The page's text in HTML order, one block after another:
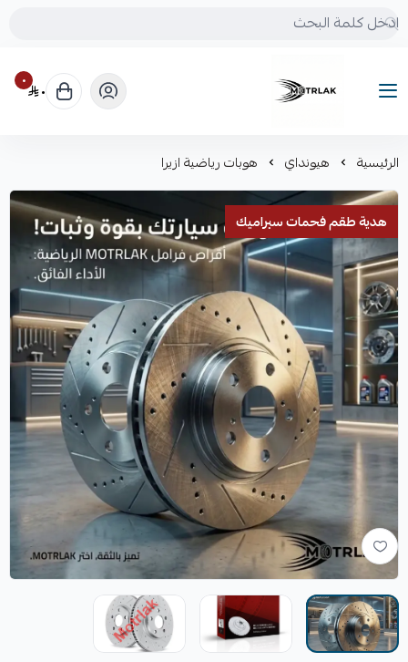
Motrlak
٠ ٠
الرئيسية هيونداي هوبات رياضية ازيرا
هدية طقم فحمات سيراميك